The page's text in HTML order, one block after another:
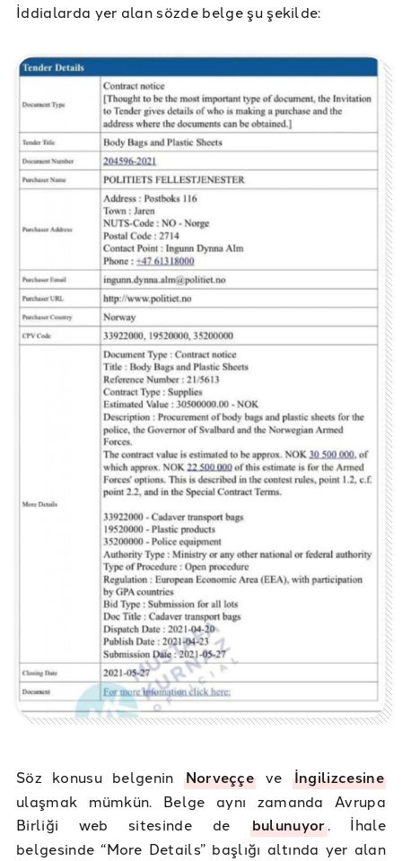
İddialarda yer alan sözde belge şu şekilde:
Söz konusu belgenin Norveççe ve İngilizcesine
ulaşmak mümkün. Belge aynı zamanda Avrupa
Birliği web sitesinde de bulunuyor. İhale
belgesinde “More Details” başlığı altında yer alan